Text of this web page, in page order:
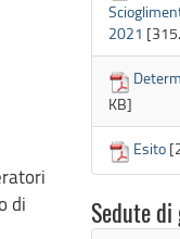
di
2021
KB]
Esito
Sedute di